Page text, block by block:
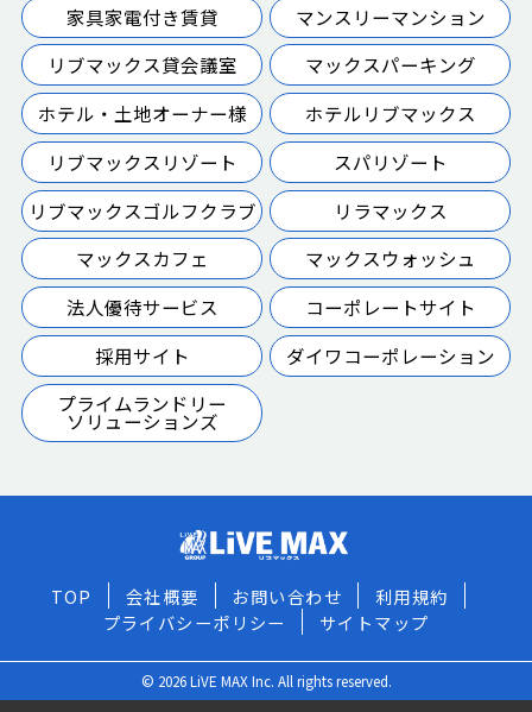
家具家電付き賃貸
マンスリーマンション
リブマックス貸会議室
マックスパーキング
ホテル・土地オーナー様
ホテルリブマックス
リブマックスリゾート
スパリゾート
リブマックスゴルフクラブ
リラマックス
マックスカフェ
マックスウォッシュ
法人優待サービス
コーポレートサイト
採用サイト
ダイワコーポレーション
プライムランドリー
ソリューションズ
TOP 会社概要 お問い合わせ
利用規約
プライバシーポリシー
サイトマップ
© 2026 LiVE MAX Inc. All rights reserved.